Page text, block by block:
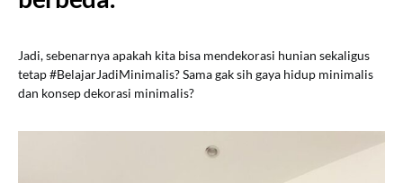
Jadi, sebenarnya apakah kita bisa mendekorasi hunian sekaligus
tetap #BelajarJadiMinimalis? Sama gak sih gaya hidup minimalis
dan konsep dekorasi minimalis?